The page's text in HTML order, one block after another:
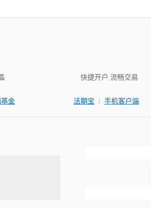
金
快捷开户 流畅交易
活期宝 | 手机客户端